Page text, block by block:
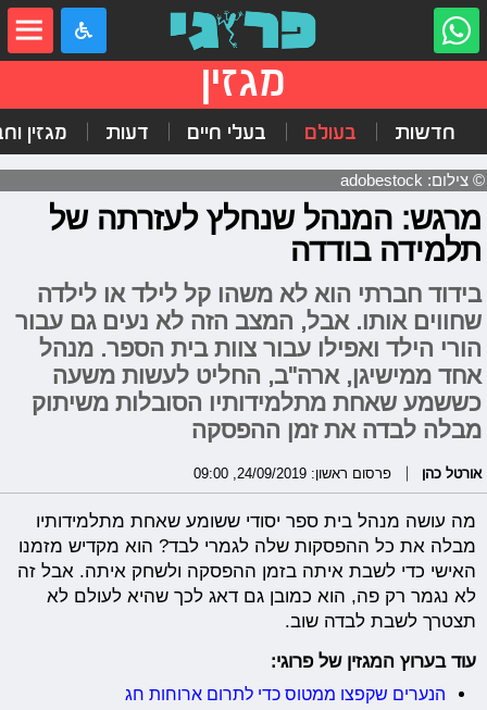
מגזין
חדשות בעולם בעלי חיים דעות מגזין
© צילום: adobestock
מרגש: המנהל שנחלץ לעזרתה של
תלמידה בודדה
בידוד חברתי הוא לא משהו קל לילד או לילדה
שחווים אותו. אבל, המצב הזה לא נעים גם עבור
הורי הילד ואפילו עבור צוות בית הספר. מנהל
אחד ממישיגן, ארה"ב, החליט לעשות משעה
כששמע שאחת מתלמידותיו הסובלות משיתוק
מבלה לבדה את זמן ההפסקה
אורטל כהן פרסום ראשון: 24/09/2019, 09:00
מה עושה מנהל בית ספר יסודי ששומע שאחת מתלמידותיו
מבלה את כל ההפסקות שלה לגמרי לבד? הוא מקדיש מזמנו
האישי כדי לשבת איתה בזמן ההפסקה ולשחק איתה. אבל זה
לא נגמר רק פה, הוא כמובן גם דאג לכך שהיא לעולם לא
תצטרך לשבת לבדה שוב.
עוד בערוץ המגזין של פרוגי:
הנערים שקפצו ממטוס כדי לתרום ארוחות חג